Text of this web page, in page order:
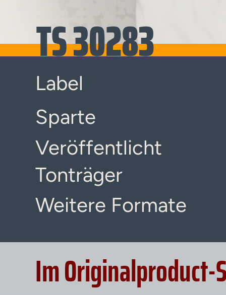
TS 30283
Label
Sparte
Veröffentlicht
Tonträger
Weitere Formate
Im